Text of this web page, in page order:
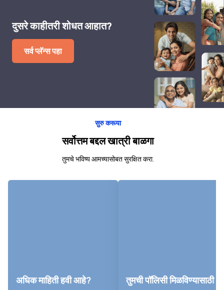
दुसरे काहीतरी शोधत आहात?
सर्व प्लॅन्स पहा
सुरु करूया
सर्वोत्तम बद्दल खात्री बाळगा
तुमचे भविष्य आमच्यासोबत सुरक्षित करा.
अधिक माहिती हवी आहे?
तुमची पॉलिसी मिळविण्यासाठी